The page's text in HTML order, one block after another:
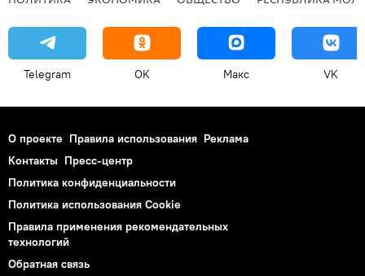
Telegram OK Макс VK
О проекте Правила использования Реклама
Контакты Пресс-центр
Политика конфиденциальности
Политика использования Cookie
Правила применения рекомендательных
технологий
Обратная связь